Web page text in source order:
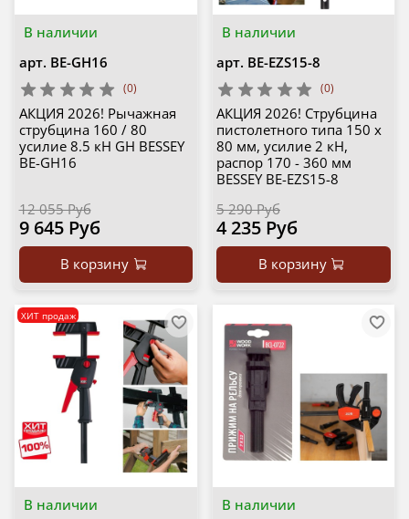
В наличии
арт. BE-GH16
(0)
АКЦИЯ 2026! Рычажная
струбцина 160 / 80
усилие 8.5 кН GH BESSEY
BE-GH16
12 055 Руб
9 645 Руб
В корзину
В наличии
арт. BE-EZS15-8
(0)
АКЦИЯ 2026! Струбцина
пистолетного типа 150 х
80 мм, усилие 2 кН,
распор 170 - 360 мм
BESSEY BE-EZS15-8
5 290 Руб
4 235 Руб
В корзину
В наличии
ХИТ продаж
В наличии